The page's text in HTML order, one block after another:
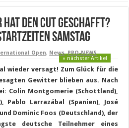
hat den Cut geschafft?
Samstag
Open, News,PRO-NEWS
» nächster Artikel
wieder versagt! Zum Glück für die
Gewitter blieben aus. Nach
Colin Montgomerie (Schottland),
Pablo Larrazábal (Spanien), José
Dominic Foos (Deutschland), der
deutsche Teilnehmer eines